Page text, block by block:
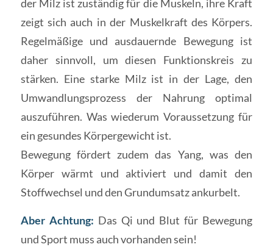
der Milz ist zuständig für die Muskeln, ihre Kraft
zeigt sich auch in der Muskelkraft des Körpers.
Regelmäßige und ausdauernde Bewegung ist
daher sinnvoll, um diesen Funktionskreis zu
stärken. Eine starke Milz ist in der Lage, den
Umwandlungsprozess der Nahrung optimal
auszuführen. Was wiederum Voraussetzung für
ein gesundes Körpergewicht ist.
Bewegung fördert zudem das Yang, was den
Körper wärmt und aktiviert und damit den
Stoffwechsel und den Grundumsatz ankurbelt.
Aber Achtung: Das Qi und Blut für Bewegung
und Sport muss auch vorhanden sein!